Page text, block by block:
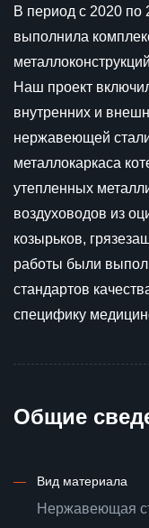
В период с 2020 по
выполнила
Наш проект
внутренних и
нержавеющей
металлокаркаса
утепленных
воздуховодов из
козырьков,
работы были
стандартов
специфику
Общие
— Вид материала
Нержавеющая